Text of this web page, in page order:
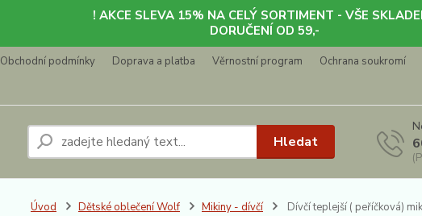
! AKCE SLEVA 15% NA CELÝ SORTIMENT - VŠE
DORUČENÍ OD 59,-
Obchodní podmínky Doprava a platba Věrnostní program Ochrana soukromí
Hledat
Úvod Dětské oblečení Wolf Mikiny - dívčí Dívčí teplejší ( peříčková)